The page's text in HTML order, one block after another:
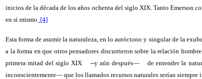
inicios de la década de los años ochenta del siglo XIX. Tanto Emerson
en sí mismo. [4]
Esta forma de asumir la naturaleza, en lo autóctono y singular de la
a la forma en que otros pensadores discurrieron sobre la relación
primera mitad del siglo XIX
--y aún después—
de entender la
inconscientemente— que los llamados recursos naturales serían siempre